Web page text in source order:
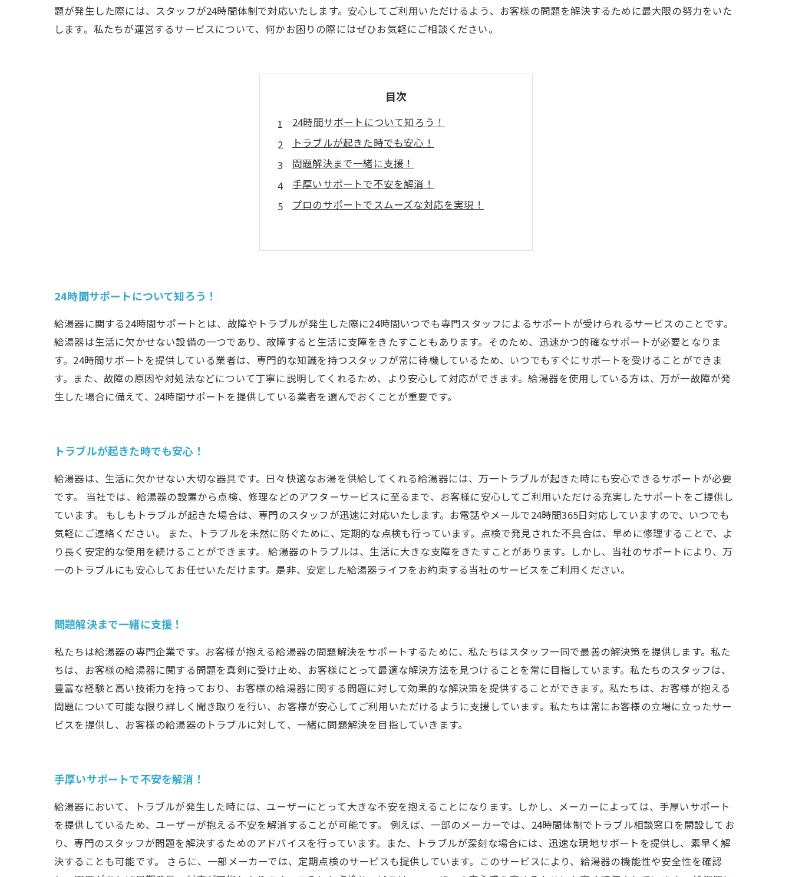
題が発生した際には、スタッフが24時間体制で対応いたします。安心してご利用いただけるよう、お客様の問題を解決するために最大限の努力をいた
します。私たちが運営するサービスについて、何かお困りの際にはぜひお気軽にご相談ください。
目次
24時間サポートについて知ろう！
トラブルが起きた時でも安心！
問題解決まで一緒に支援！
手厚いサポートで不安を解消！
プロのサポートでスムーズな対応を実現！
24時間サポートについて知ろう！
給湯器に関する24時間サポートとは、故障やトラブルが発生した際に24時間いつでも専門スタッフによるサポートが受けられるサービスのことです。
給湯器は生活に欠かせない設備の一つであり、故障すると生活に支障をきたすこともあります。そのため、迅速かつ的確なサポートが必要となりま
す。24時間サポートを提供している業者は、専門的な知識を持つスタッフが常に待機しているため、いつでもすぐにサポートを受けることができま
す。また、故障の原因や対処法などについて丁寧に説明してくれるため、より安心して対応ができます。給湯器を使用している方は、万が一故障が発
生した場合に備えて、24時間サポートを提供している業者を選んでおくことが重要です。
トラブルが起きた時でも安心！
給湯器は、生活に欠かせない大切な器具です。日々快適なお湯を供給してくれる給湯器には、万一トラブルが起きた時にも安心できるサポートが必要
です。 当社では、給湯器の設置から点検、修理などのアフターサービスに至るまで、お客様に安心してご利用いただける充実したサポートをご提供し
ています。 もしもトラブルが起きた場合は、専門のスタッフが迅速に対応いたします。お電話やメールで24時間365日対応していますので、いつでも
気軽にご連絡ください。 また、トラブルを未然に防ぐために、定期的な点検も行っています。点検で発見された不具合は、早めに修理することで、よ
り長く安定的な使用を続けることができます。 給湯器のトラブルは、生活に大きな支障をきたすことがあります。しかし、当社のサポートにより、万
一のトラブルにも安心してお任せいただけます。是非、安定した給湯器ライフをお約束する当社のサービスをご利用ください。
問題解決まで一緒に支援！
私たちは給湯器の専門企業です。お客様が抱える給湯器の問題解決をサポートするために、私たちはスタッフ一同で最善の解決策を提供します。私た
ちは、お客様の給湯器に関する問題を真剣に受け止め、お客様にとって最適な解決方法を見つけることを常に目指しています。私たちのスタッフは、
豊富な経験と高い技術力を持っており、お客様の給湯器に関する問題に対して効果的な解決策を提供することができます。私たちは、お客様が抱える
問題について可能な限り詳しく聞き取りを行い、お客様が安心してご利用いただけるように支援しています。私たちは常にお客様の立場に立ったサー
ビスを提供し、お客様の給湯器のトラブルに対して、一緒に問題解決を目指していきます。
手厚いサポートで不安を解消！
給湯器において、トラブルが発生した時には、ユーザーにとって大きな不安を抱えることになります。しかし、メーカーによっては、手厚いサポート
を提供しているため、ユーザーが抱える不安を解消することが可能です。 例えば、一部のメーカーでは、24時間体制でトラブル相談窓口を開設してお
り、専門のスタッフが問題を解決するためのアドバイスを行っています。また、トラブルが深刻な場合には、迅速な現地サポートを提供し、素早く解
決することも可能です。 さらに、一部メーカーでは、定期点検のサービスも提供しています。このサービスにより、給湯器の機能性や安全性を確認